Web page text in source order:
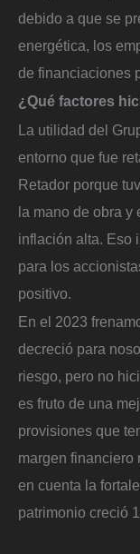
debido a que se
energética, los
de financiaciones
¿Qué factores
La utilidad del
entorno que fue
Retador porque
la mano de obra y
inflación alta. Eso
para los
positivo.
En el 2023
decreció para
riesgo, pero no
es fruto de una
provisiones que
margen financiero
en cuenta la
patrimonio creció